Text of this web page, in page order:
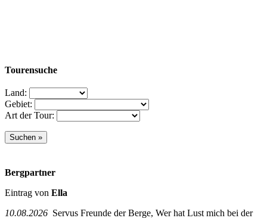
Tourensuche
Land:
Gebiet:
Art der Tour:
Bergpartner
Eintrag von Ella
10.08.2026 Servus Freunde der Berge, Wer hat Lust mich bei der